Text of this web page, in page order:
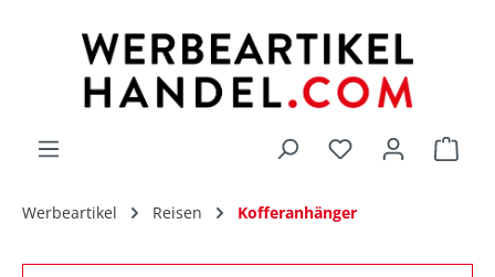
Du hast 0
Werbeartikel Reisen Kofferanhänger